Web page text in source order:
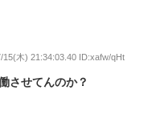
15(木) 21:34:03.40 ID:xafw/qHt
させてんのか？